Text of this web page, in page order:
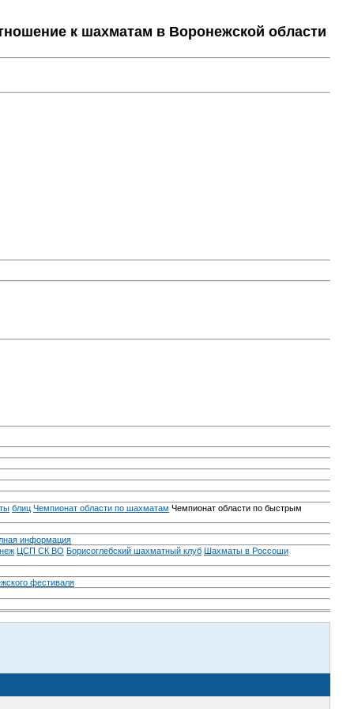
к шахматам в Воронежской области
блиц Чемпионат области по шахматам Чемпионат области по быстрым
информация
ЦСП СК ВО Борисоглебский шахматный клуб Шахматы в Россоши
фестиваля